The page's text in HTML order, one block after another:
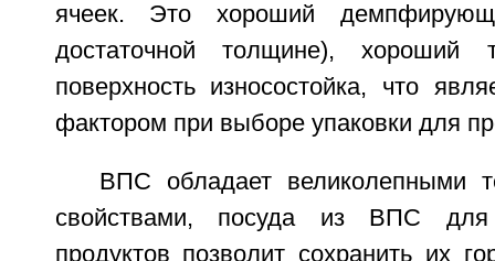
ячеек. Это хороший
достаточной толщине), хороший
поверхность износостойка, что
фактором при выборе упаковки для
ВПС обладает великолепными
свойствами, посуда из ВПС для
продуктов позволит сохранить их